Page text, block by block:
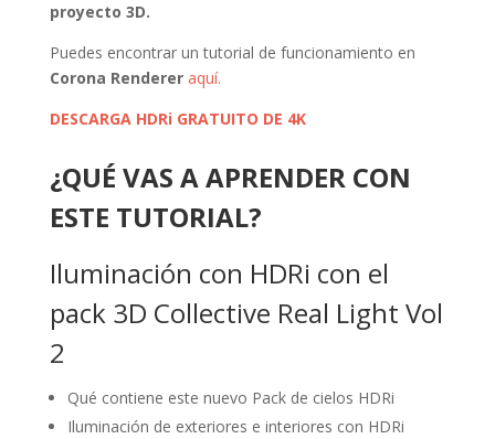
proyecto 3D.
Puedes encontrar un tutorial de funcionamiento en
Corona Renderer aquí.
DESCARGA HDRi GRATUITO DE 4K
¿QUÉ VAS A APRENDER CON
ESTE TUTORIAL?
Iluminación con HDRi con el
pack 3D Collective Real Light Vol
2
Qué contiene este nuevo Pack de cielos HDRi
Iluminación de exteriores e interiores con HDRi